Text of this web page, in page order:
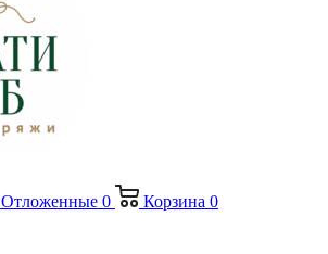
Отложенные 0 Корзина 0